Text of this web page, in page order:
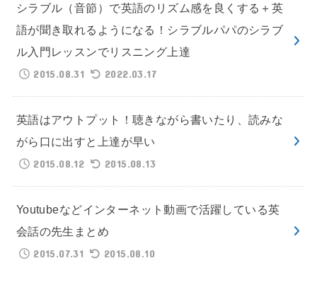
シラブル（音節）で英語のリズム感を良くする＋英
語が聞き取れるようになる！シラブルパパのシラブ
ル入門レッスンでリスニング上達
2015.08.31
2022.03.17
英語はアウトプット！聴きながら書いたり、読みな
がら口に出すと上達が早い
2015.08.12
2015.08.13
Youtubeなどインターネット動画で活躍している英
会話の先生まとめ
2015.07.31
2015.08.10